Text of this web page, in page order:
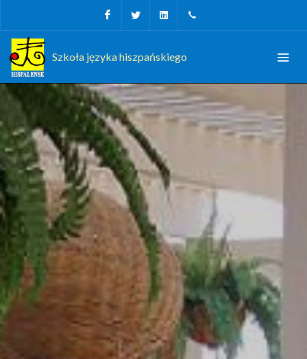
FacebookTwitter Linkedin
Szkoła języka hiszpańskiego